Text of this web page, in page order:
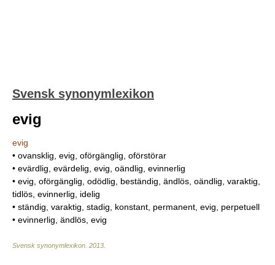
Svensk synonymlexikon
evig
evig
• ovansklig, evig, oförgänglig, oförstörar
• evärdlig, evärdelig, evig, oändlig, evinnerlig
• evig, oförgänglig, odödlig, beständig, ändlös, oändlig, varaktig,
tidlös, evinnerlig, idelig
• ständig, varaktig, stadig, konstant, permanent, evig, perpetuell
• evinnerlig, ändlös, evig
Svensk synonymlexikon 2013